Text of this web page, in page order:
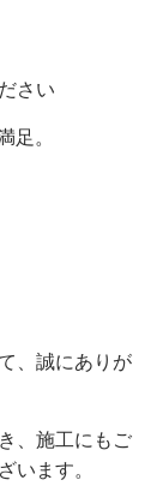
さい
足。
、誠にありが
、施工にもご
います。